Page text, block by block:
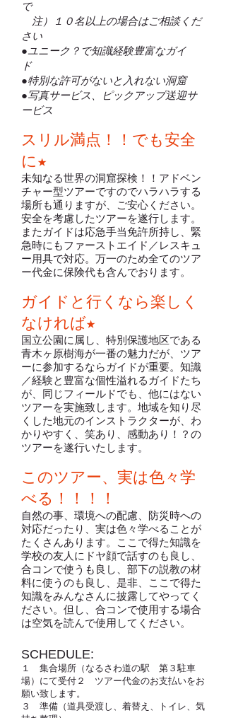
で
注）１０名以上の場合はご相談くだ
さい
●ユニーク？で知識経験豊富なガイ
ド
●特別な許可がないと入れない洞窟
●写真サービス、ピックアップ送迎サ
ービス
スリル満点！！でも安全
に★
未知なる世界の洞窟探検！！アドベン
チャー型ツアーですのでハラハラする
場所も通りますが、ご安心ください。
安全を考慮したツアーを遂行します。
またガイドは応急手当免許所持し、緊
急時にもファーストエイド／レスキュ
ー用具で対応。万一のため全てのツア
ー代金に保険代も含んでおります。
ガイドと行くなら楽しく
なければ★
国立公園に属し、特別保護地区である
青木ヶ原樹海が一番の魅力だが、ツア
ーに参加するならガイドが重要。知識
／経験と豊富な個性溢れるガイドたち
が、同じフィールドでも、他にはない
ツアーを実施致します。地域を知り尽
くした地元のインストラクターが、わ
かりやすく、笑あり、感動あり！？の
ツアーを遂行いたします。
このツアー、実は色々学
べる！！！！
自然の事、環境への配慮、防災時への
対応だったり、実は色々学べることが
たくさんあります。ここで得た知識を
学校の友人にドヤ顔で話すのも良し、
合コンで使うも良し、部下の説教の材
料に使うのも良し、是非、ここで得た
知識をみんなさんに披露してやってく
ださい。但し、合コンで使用する場合
は空気を読んで使用してください。
SCHEDULE:
１ 集合場所（なるさわ道の駅 第３駐車
場）にて受付２ ツアー代金のお支払いをお
願い致します。
３ 準備（道具受渡し、着替え、トイレ、気
持ち整理）